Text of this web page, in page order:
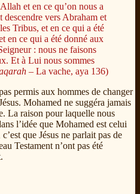
et en ce qu’on nous a
descendre vers Abraham et
Tribus, et en ce qui a été
en ce qui a été donné aux
: nous ne faisons
Et à Lui nous sommes
– La vache, aya 136)
permis aux hommes de changer
Mohamed ne suggéra jamais
La raison pour laquelle nous
l’idée que Mohamed est celui
que Jésus ne parlait pas de
Testament n’ont pas été